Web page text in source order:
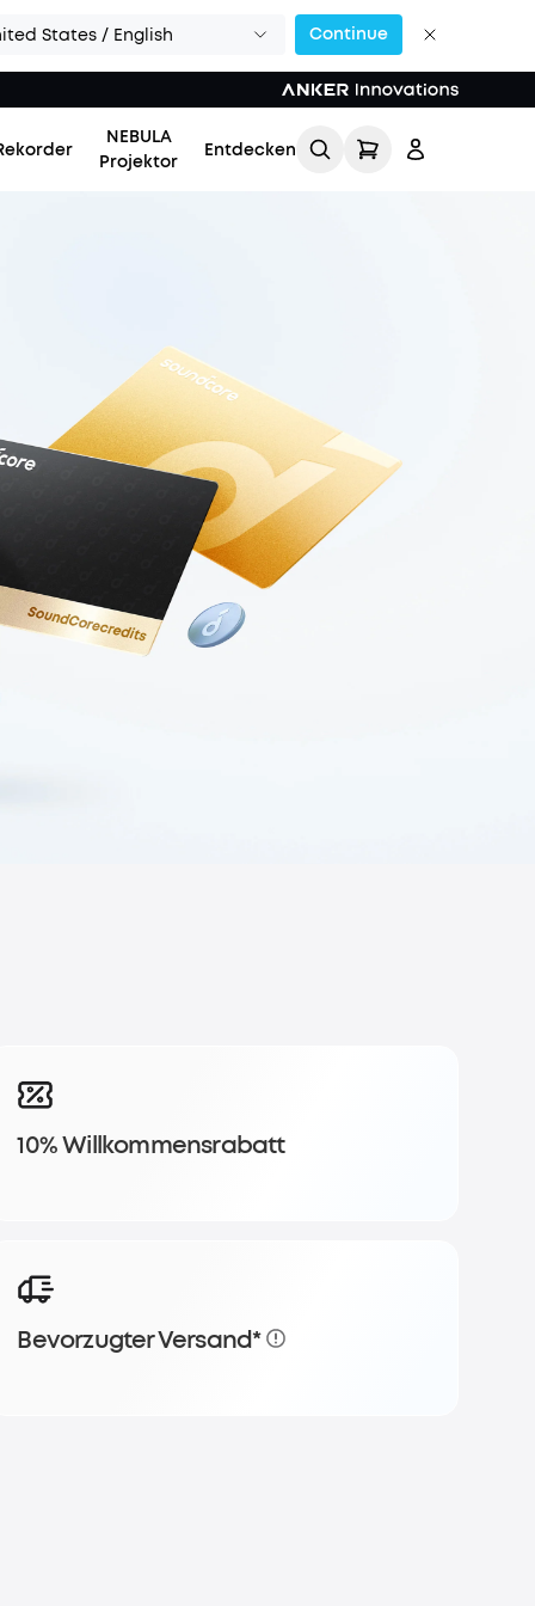
States / English Continue
NEBULA
Projektor
Entdecken
Einloggen
Meine Bestellung
verfolgen
Lade Freunde ein & erhalte
bis zu 80€ pro Empfehlung
10% Willkommensrabatt
Bevorzugter Versand*